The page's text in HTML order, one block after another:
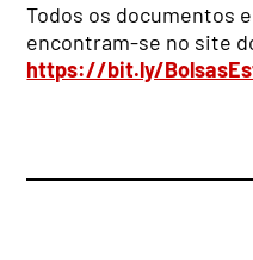
Todos os documentos
encontram-se no site
https://bit.ly/